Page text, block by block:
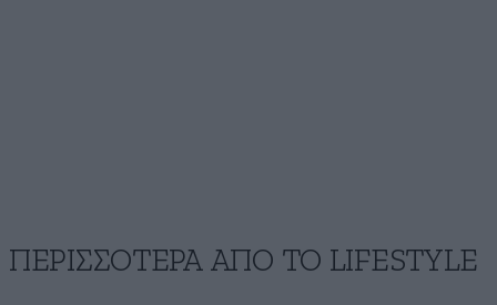
ΠΕΡΙΣΣΟΤΕΡΑ ΑΠΟ ΤΟ LIFESTYLE